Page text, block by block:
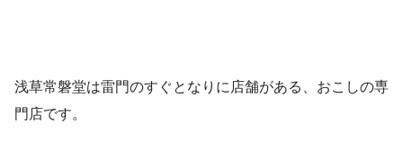
浅草常磐堂は雷門のすぐとなりに店舗がある、おこしの専
門店です。